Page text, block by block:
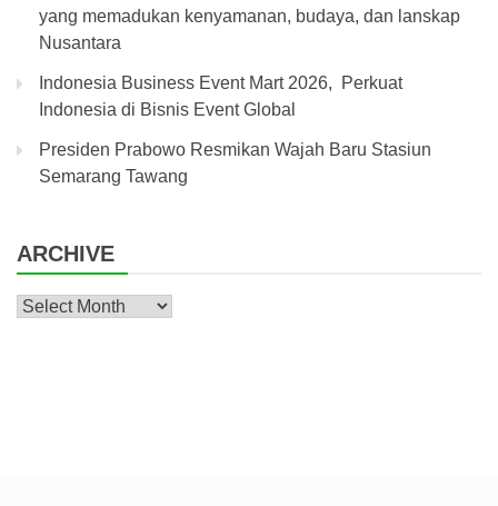
yang memadukan kenyamanan, budaya, dan lanskap
Nusantara
Indonesia Business Event Mart 2026, Perkuat
Indonesia di Bisnis Event Global
Presiden Prabowo Resmikan Wajah Baru Stasiun
Semarang Tawang
ARCHIVE
Archive